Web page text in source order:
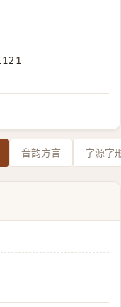
音韵方言 字源字